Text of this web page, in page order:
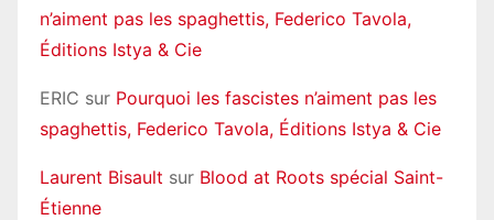
n’aiment pas les spaghettis, Federico Tavola,
Éditions Istya & Cie
ERIC sur Pourquoi les fascistes n’aiment pas les
spaghettis, Federico Tavola, Éditions Istya & Cie
Laurent Bisault sur Blood at Roots spécial Saint-
Étienne